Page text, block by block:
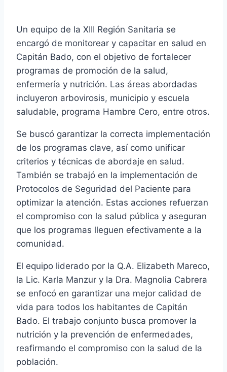
Un equipo de la XIII Región Sanitaria se
encargó de monitorear y capacitar en salud en
Capitán Bado, con el objetivo de fortalecer
programas de promoción de la salud,
enfermería y nutrición. Las áreas abordadas
incluyeron arbovirosis, municipio y escuela
saludable, programa Hambre Cero, entre otros.
Se buscó garantizar la correcta implementación
de los programas clave, así como unificar
criterios y técnicas de abordaje en salud.
También se trabajó en la implementación de
Protocolos de Seguridad del Paciente para
optimizar la atención. Estas acciones refuerzan
el compromiso con la salud pública y aseguran
que los programas lleguen efectivamente a la
comunidad.
El equipo liderado por la Q.A. Elizabeth Mareco,
la Lic. Karla Manzur y la Dra. Magnolia Cabrera
se enfocó en garantizar una mejor calidad de
vida para todos los habitantes de Capitán
Bado. El trabajo conjunto busca promover la
nutrición y la prevención de enfermedades,
reafirmando el compromiso con la salud de la
población.